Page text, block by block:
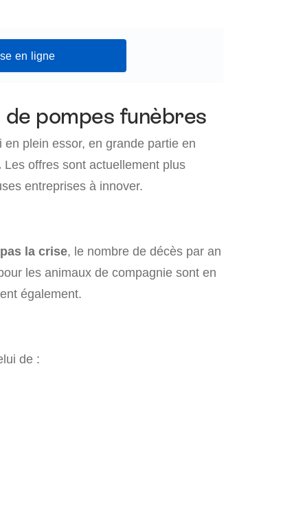
en ligne
pompes funèbres
plein essor, en grande partie en
Les offres sont actuellement plus
entreprises à innover.
la crise, le nombre de décès par an
les animaux de compagnie sont en
également.
de :